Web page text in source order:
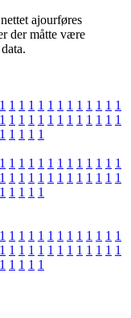
ajourføres
der måtte være
1 1 1 1 1 1 1 1 1 1 1 1 1
1 1 1 1 1 1 1 1 1 1 1 1 1
1 1 1 1 1
1 1 1 1 1 1 1 1 1 1 1 1 1
1 1 1 1 1 1 1 1 1 1 1 1 1
1 1 1 1 1
1 1 1 1 1 1 1 1 1 1 1 1 1
1 1 1 1 1 1 1 1 1 1 1 1 1
1 1 1 1 1